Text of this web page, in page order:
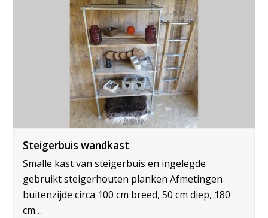
Steigerbuis wandkast
Smalle kast van steigerbuis en ingelegde
gebruikt steigerhouten planken Afmetingen
buitenzijde circa 100 cm breed, 50 cm diep, 180
cm…